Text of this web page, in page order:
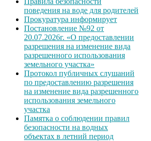
поведения на воде для родителей
Прокуратура информирует
Постановление №92 от
20.07.2026г. «О предоставлении
разрешения на изменение вида
разрешенного использования
земельного участка»
Протокол публичных слушаний
по предоставлению разрешения
на изменение вида разрешенного
использования земельного
участка
Памятка о соблюдении правил
безопасности на водных
объектах в летний период